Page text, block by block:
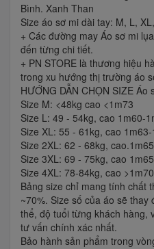
Bình. Xanh Than
Size áo sơ mi dài tay: M, L,
+ Các đường may Áo sơ mi
đến từng chi tiết.
+ PN STORE là thương hiệu
trong xu hướng thị trường áo
HƯỚNG DẪN CHỌN SIZE Áo
Size M: <48kg cao <1m73
Size L: 49 - 54kg, cao 1m60-
Size XL: 55 - 61kg, cao
Size 2XL: 62 - 68kg,
Size 3XL: 69 - 75kg, cao
Size 4XL: 78-84kg, cao >1m70
Bảng size chỉ mang tính chất
~70%. Size số của áo sẽ
thể, độ tuổi từng khách hàng,
tư vấn chính xác nhất.
Bảo hành sản phẩm trong